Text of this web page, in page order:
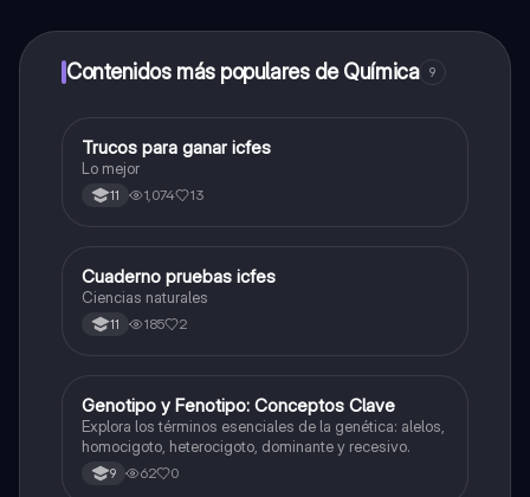
a determinadas funciones.
Contenidos más populares de Química 9
Química
Trucos para ganar icfes
Lo mejor
11 1,074 13
Biologia
Cuaderno pruebas icfes
Ciencias naturales
11 185 2
GBiologia
Genotipo y Fenotipo: Conceptos Clave
Explora los términos esenciales de la genética: alelos,
homocigoto, heterocigoto, dominante y recesivo.
9 62 0